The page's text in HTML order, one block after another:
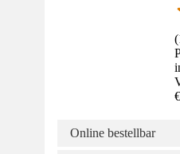
(
€
Online bestellbar